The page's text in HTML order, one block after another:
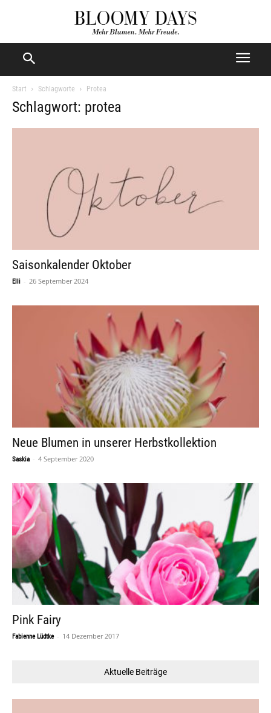
Start Schlagworte Protea
Schlagwort: protea
Saisonkalender Oktober
Elli - 26 September 2024
Neue Blumen in unserer Herbstkollektion
Saskia - 4 September 2020
Pink Fairy
Fabienne Lüdtke - 14 Dezember 2017
Aktuelle Beiträge